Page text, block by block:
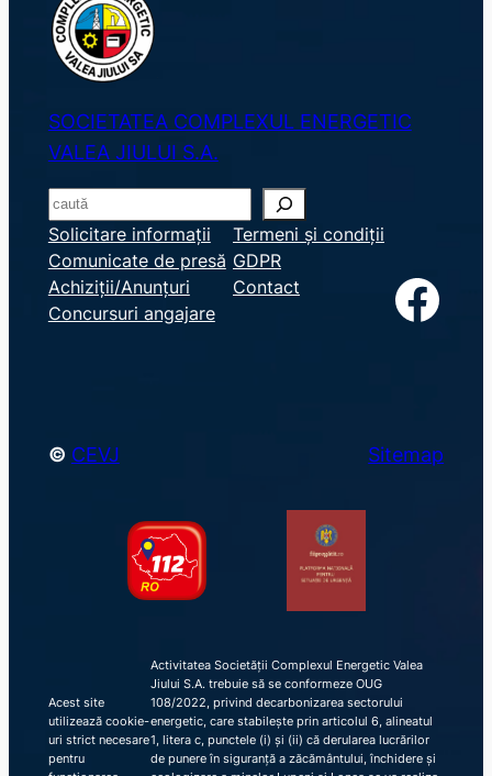
SOCIETATEA COMPLEXUL ENERGETIC
VALEA JIULUI S.A.
S
e
a
r
c
Solicitare informații
Comunicate de presă
Achiziții/Anunțuri
Concursuri angajare
Termeni și condiții
GDPR
Contact
Facebook
© CEVJ Sitemap
Acest site
utilizează cookie-
uri strict necesare
pentru
Activitatea Societății Complexul Energetic Valea
Jiului S.A. trebuie să se conformeze OUG
108/2022, privind decarbonizarea sectorului
energetic, care stabilește prin articolul 6, alineatul
1, litera c, punctele (i) și (ii) că derularea lucrărilor
de punere în siguranță a zăcământului, închidere și